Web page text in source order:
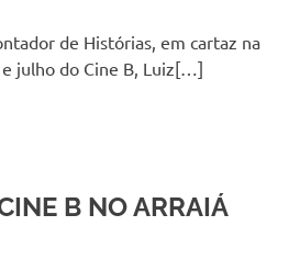
de Histórias, em cartaz na
julho do Cine B, Luiz[…]
B NO ARRAIÁ